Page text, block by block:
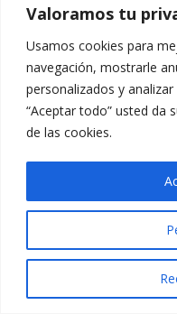
Valoramos tu
Usamos cookies para
navegación, mostrarle
personalizados y
“Aceptar todo” usted da
de las cookies.